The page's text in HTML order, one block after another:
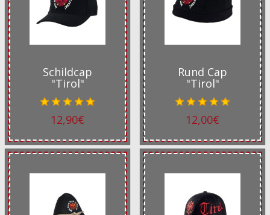
Schildcap
"Tirol"
12,90€
Rund Cap
"Tirol"
12,00€